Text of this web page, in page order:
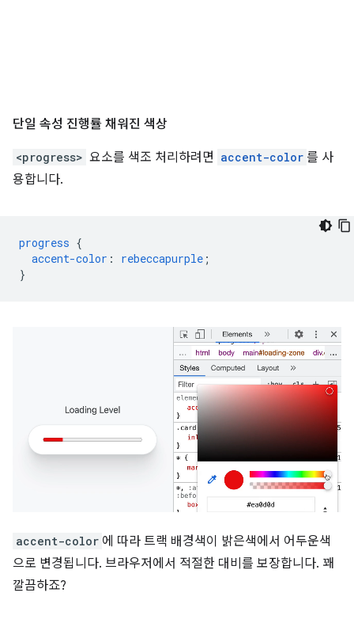
단일 속성 진행률 채워진 색상
<progress> 요소를 색조 처리하려면 accent-color 를 사
용합니다.
progress {
accent-color : rebeccapurple ;
}
accent-color 에 따라 트랙 배경색이 밝은색에서 어두운색
으로 변경됩니다. 브라우저에서 적절한 대비를 보장합니다. 꽤
깔끔하죠?